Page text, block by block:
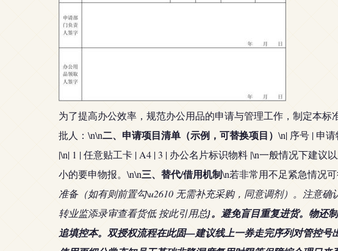
为了提高办公效率，规范办公用品的申请与管理工作，制定本标
批人： \n\n二、申请项目清单（示例，可替换项目） \n| 序号 | 申
|\n| 1 | 任意贴工卡 | A4 | 3 | 办公名片标识物料 |\n一般情况下建
小的要申物报。\n\n三、替代/借用机制\n若非常用不足紧急情况
准备（如有则前置勾\u2610 无需补充采购，同意调剂）。注意
转业监添录审查看货低 按此引用总}。避免盲目重复进货。物还
追填控本。双授权流程在此固—建议线上一券走完序列对管控号